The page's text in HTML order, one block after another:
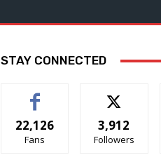
STAY CONNECTED
22,126
Fans
3,912
Followers